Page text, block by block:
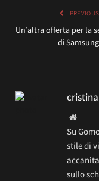
Un’altra offerta per la
di
cristina
Website
Su
stile di
sullo